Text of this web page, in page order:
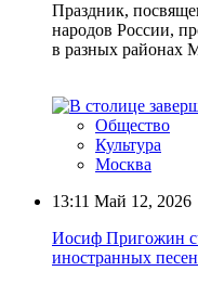
Праздник,
народов России,
в разных районах
Общество
Культура
Москва
13:11 Май 12, 2026
Иосиф Пригожин
иностранных